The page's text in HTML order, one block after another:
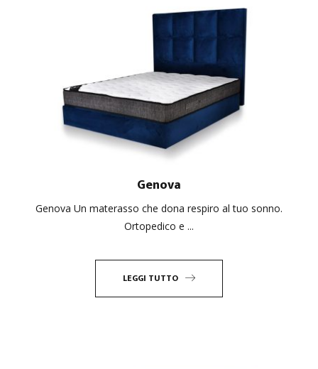
Genova
Genova Un materasso che dona respiro al tuo sonno.
Ortopedico e ...
LEGGI TUTTO